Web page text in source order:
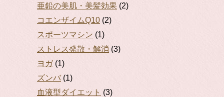
亜鉛の美肌・美髪効果 (2)
コエンザイムQ10 (2)
スポーツマシン (1)
ストレス発散・解消 (3)
ヨガ(1)
ズンバ (1)
血液型ダイエット (3)